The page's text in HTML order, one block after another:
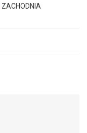
ZACHODNIA